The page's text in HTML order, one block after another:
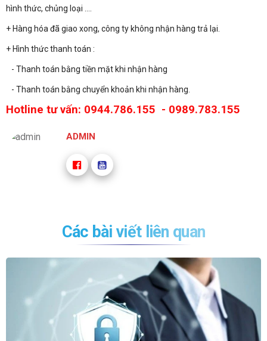
hình thức, chủng loại ....
+ Hàng hóa đã giao xong, công ty không nhận hàng trả lại.
+ Hình thức thanh toán :
- Thanh toán bằng tiền mặt khi nhận hàng
- Thanh toán bằng chuyển khoản khi nhận hàng.
Hotline tư vấn: 0944.786.155 - 0989.783.155
ADMIN
Các bài viết liên quan